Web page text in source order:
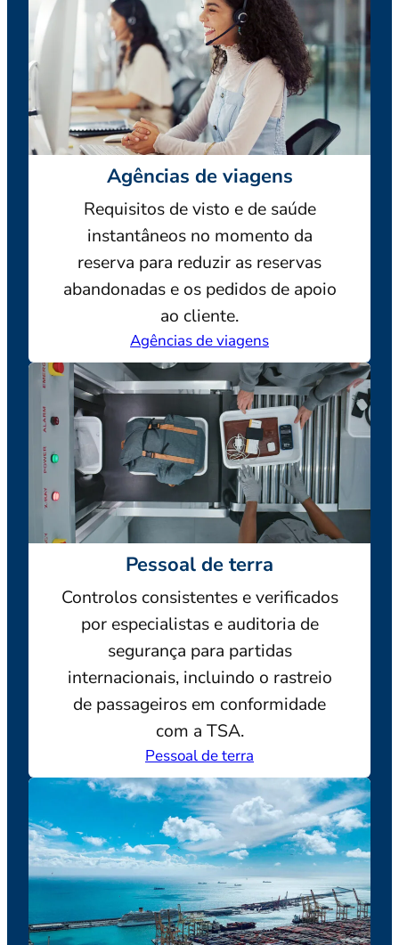
Agências de viagens
Requisitos de visto e de saúde
instantâneos no momento da
reserva para reduzir as reservas
abandonadas e os pedidos de apoio
ao cliente.
Agências de viagens
Pessoal de terra
Controlos consistentes e verificados
por especialistas e auditoria de
segurança para partidas
internacionais, incluindo o rastreio
de passageiros em conformidade
com a TSA.
Pessoal de terra